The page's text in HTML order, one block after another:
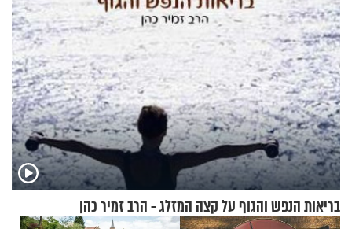
בריאות הנפש והגוף על קצה המזלג - הרב זמיר כהן